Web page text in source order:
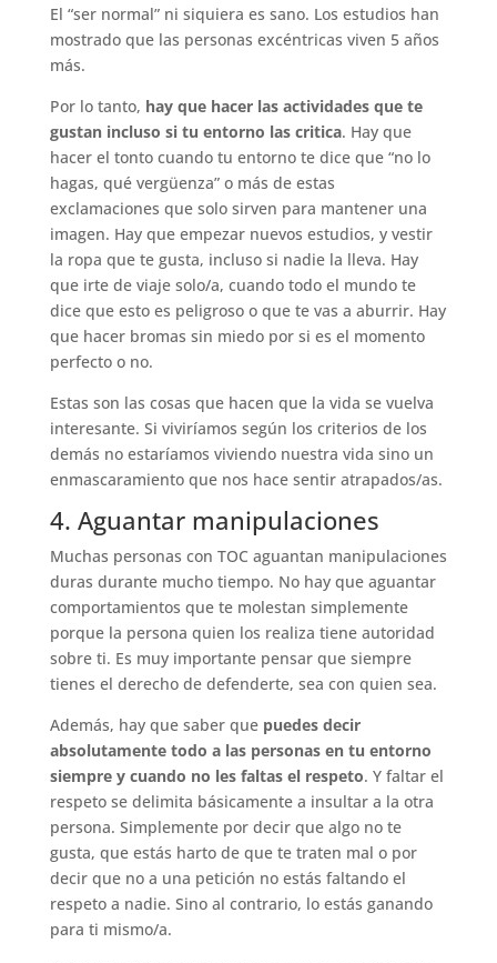
El “ser normal” ni siquiera es sano. Los estudios han
mostrado que las personas excéntricas viven 5 años
más.
Por lo tanto, hay que hacer las actividades que te
gustan incluso si tu entorno las critica. Hay que
hacer el tonto cuando tu entorno te dice que “no lo
hagas, qué vergüenza” o más de estas
exclamaciones que solo sirven para mantener una
imagen. Hay que empezar nuevos estudios, y vestir
la ropa que te gusta, incluso si nadie la lleva. Hay
que irte de viaje solo/a, cuando todo el mundo te
dice que esto es peligroso o que te vas a aburrir. Hay
que hacer bromas sin miedo por si es el momento
perfecto o no.
Estas son las cosas que hacen que la vida se vuelva
interesante. Si viviríamos según los criterios de los
demás no estaríamos viviendo nuestra vida sino un
enmascaramiento que nos hace sentir atrapados/as.
4. Aguantar manipulaciones
Muchas personas con TOC aguantan manipulaciones
duras durante mucho tiempo. No hay que aguantar
comportamientos que te molestan simplemente
porque la persona quien los realiza tiene autoridad
sobre ti. Es muy importante pensar que siempre
tienes el derecho de defenderte, sea con quien sea.
Además, hay que saber que puedes decir
absolutamente todo a las personas en tu entorno
siempre y cuando no les faltas el respeto. Y faltar el
respeto se delimita básicamente a insultar a la otra
persona. Simplemente por decir que algo no te
gusta, que estás harto de que te traten mal o por
decir que no a una petición no estás faltando el
respeto a nadie. Sino al contrario, lo estás ganando
para ti mismo/a.